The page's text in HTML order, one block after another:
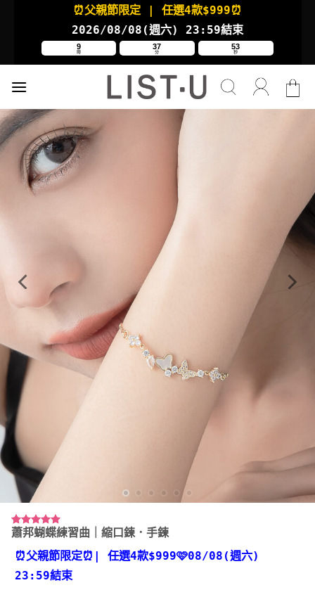
⏰父親節限定 | 任選4款$999⏰
2026/08/08(週六) 23:59結束
9
時
37
分
53
秒
評分4.94
50
位顧客進
行評分
蕭邦蝴蝶練習曲｜縮口鍊．手鍊
⏰父親節限定⏰ | 任選4款$999🩷08/08(週六)
23:59結束